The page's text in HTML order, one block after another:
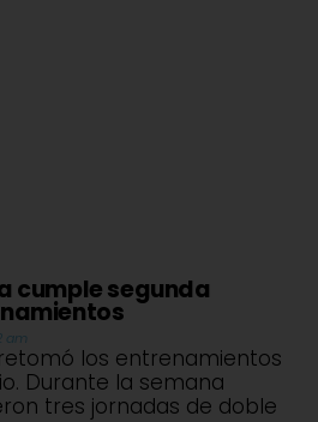
cumple segunda
am
los entrenamientos
Durante la semana
tres jornadas de doble